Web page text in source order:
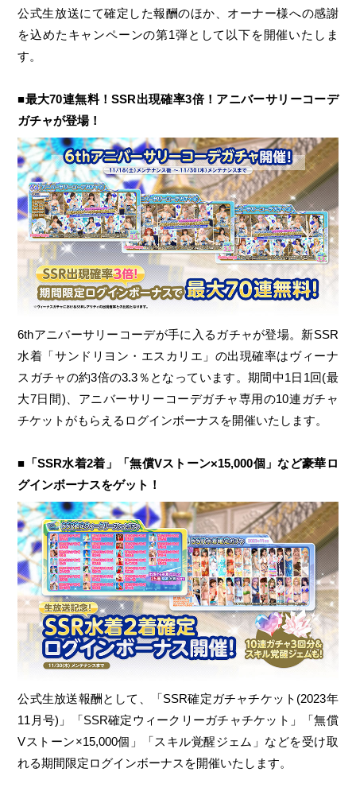
公式生放送にて確定した報酬のほか、オーナー様への感謝
を込めたキャンペーンの第1弾として以下を開催いたしま
す。
■最大70連無料！SSR出現確率3倍！アニバーサリーコーデ
ガチャが登場！
6thアニバーサリーコーデが手に入るガチャが登場。新SSR
水着「サンドリヨン・エスカリエ」の出現確率はヴィーナ
スガチャの約3倍の3.3％となっています。期間中1日1回(最
大7日間)、アニバーサリーコーデガチャ専用の10連ガチャ
チケットがもらえるログインボーナスを開催いたします。
■「SSR水着2着」「無償Vストーン×15,000個」など豪華ロ
グインボーナスをゲット！
公式生放送報酬として、「SSR確定ガチャチケット(2023年
11月号)」「SSR確定ウィークリーガチャチケット」「無償
Vストーン×15,000個」「スキル覚醒ジェム」などを受け取
れる期間限定ログインボーナスを開催いたします。